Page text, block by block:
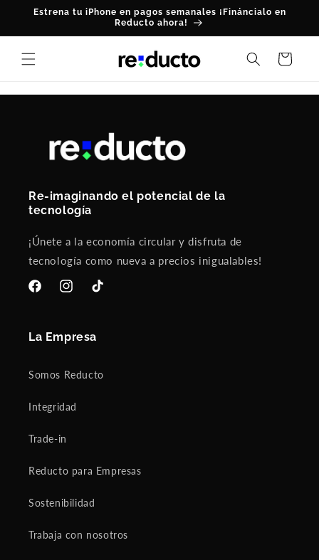
directamente
Estrena tu iPhone en pagos semanales ¡Fináncialo en
Reducto ahora!
Carrito
Re-imaginando el potencial de la
tecnología
¡Únete a la economía circular y disfruta de
tecnología como nueva a precios inigualables!
FacebookInstagramTikTok
La Empresa
Somos Reducto
Integridad
Trade-in
Reducto para Empresas
Sostenibilidad
Trabaja con nosotros